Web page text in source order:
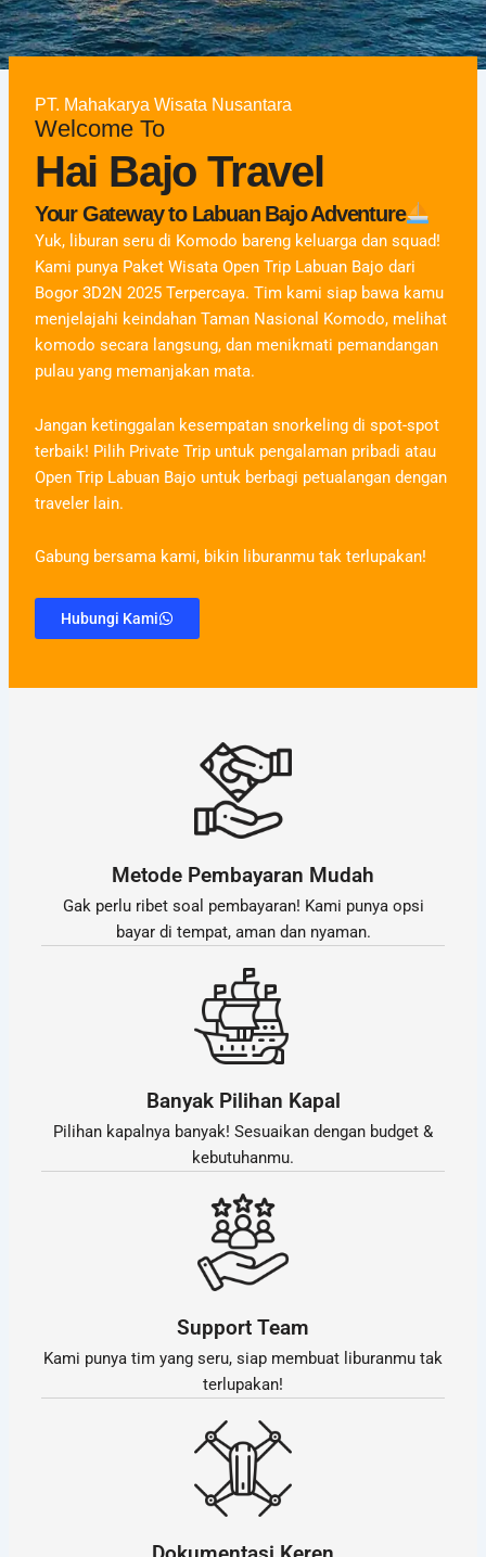
PT. Mahakarya Wisata Nusantara
Welcome To
Hai Bajo Travel
Your Gateway to Labuan Bajo Adventure
Yuk, liburan seru di Komodo bareng keluarga dan squad!
Kami punya Paket Wisata Open Trip Labuan Bajo dari
Bogor 3D2N 2025 Terpercaya. Tim kami siap bawa kamu
menjelajahi keindahan Taman Nasional Komodo, melihat
komodo secara langsung, dan menikmati pemandangan
pulau yang memanjakan mata.
Jangan ketinggalan kesempatan snorkeling di spot-spot
terbaik! Pilih Private Trip untuk pengalaman pribadi atau
Open Trip Labuan Bajo untuk berbagi petualangan dengan
traveler lain.
Gabung bersama kami, bikin liburanmu tak terlupakan!
Hubungi Kami
Metode Pembayaran Mudah
Gak perlu ribet soal pembayaran! Kami punya opsi
bayar di tempat, aman dan nyaman.
Banyak Pilihan Kapal
Pilihan kapalnya banyak! Sesuaikan dengan budget &
kebutuhanmu.
Support Team
Kami punya tim yang seru, siap membuat liburanmu tak
terlupakan!